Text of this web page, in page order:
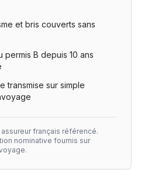
et bris couverts sans
permis B depuis 10 ans
transmise sur simple
français référencé.
nominative fournis sur